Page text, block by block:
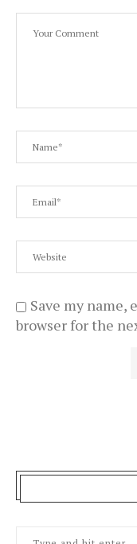
Save my name,
browser for the